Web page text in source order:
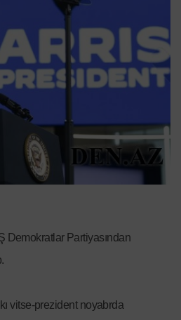
Demokratlar Partiyasından
vitse-prezident noyabrda